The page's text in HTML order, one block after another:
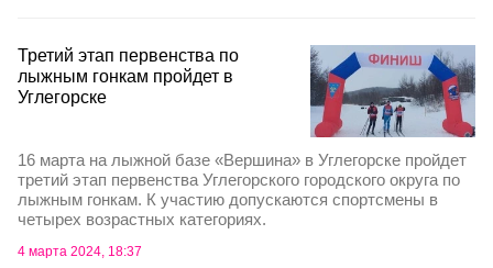
Третий этап первенства по
лыжным гонкам пройдет в
Углегорске
16 марта на лыжной базе «Вершина» в Углегорске пройдет
третий этап первенства Углегорского городского округа по
лыжным гонкам. К участию допускаются спортсмены в
четырех возрастных категориях.
4 марта 2024, 18:37